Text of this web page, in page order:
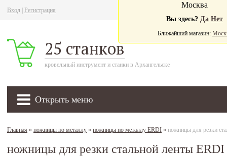
Вход Регистрация
25 станков
кровельный инструмент и станки в Архангельске
Открыть меню
Москва
Вы здесь? Да Нет
Ближайший магазин:
Главная » ножницы по металлу » ножницы по металлу ERDI » ножницы для резки
ножницы для резки стальной ленты ERDI